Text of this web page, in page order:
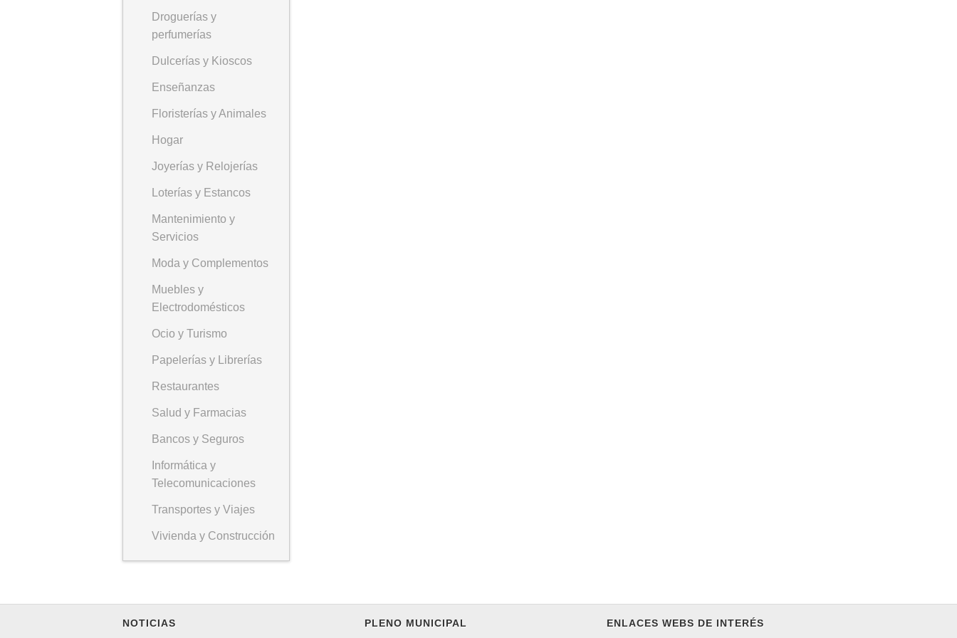
Droguerías y
perfumerías
Dulcerías y Kioscos
Enseñanzas
Floristerías y Animales
Hogar
Joyerías y Relojerías
Loterías y Estancos
Mantenimiento y
Servicios
Moda y Complementos
Muebles y
Electrodomésticos
Ocio y Turismo
Papelerías y Librerías
Restaurantes
Salud y Farmacias
Bancos y Seguros
Informática y
Telecomunicaciones
Transportes y Viajes
Vivienda y Construcción
NOTICIAS
PLENO MUNICIPAL
ENLACES WEBS DE INTERÉS